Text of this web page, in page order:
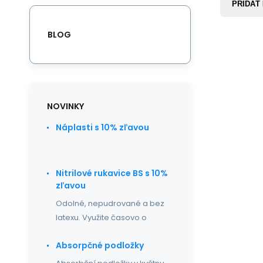
PRIDAŤ
BLOG
NOVINKY
Náplasti s 10% zľavou
Nitrilové rukavice BS s 10%
zľavou
Odolné, nepudrované a bez
latexu. Využite časovo o
Absorpčné podložky